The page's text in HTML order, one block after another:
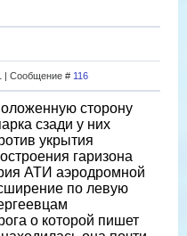
| Сообщение # 116
сторону
сзади у них
укрытия
гаризона
АТИ аэродромной
по левую
о которой пишет